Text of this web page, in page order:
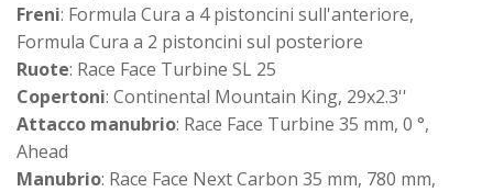
Freni: Formula Cura a 4 pistoncini sull'anteriore,
Formula Cura a 2 pistoncini sul posteriore
Ruote: Race Face Turbine SL 25
Copertoni: Continental Mountain King, 29x2.3''
Attacco manubrio: Race Face Turbine 35 mm, 0 °,
Ahead
Manubrio: Race Face Next Carbon 35 mm, 780 mm,